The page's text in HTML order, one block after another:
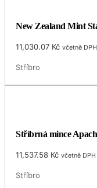
New Zealand Mint
11,030.07 Kč včetně DPH
Stříbro
Stříbrná mince
11,537.58 Kč včetně DPH
Stříbro